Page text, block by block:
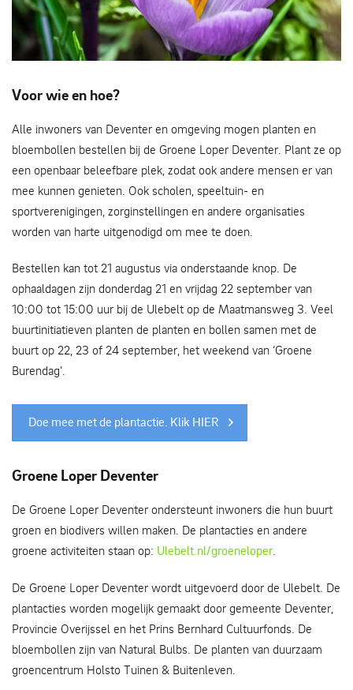
Voor wie en hoe?
Alle inwoners van Deventer en omgeving mogen planten en
bloembollen bestellen bij de Groene Loper Deventer. Plant ze op
een openbaar beleefbare plek, zodat ook andere mensen er van
mee kunnen genieten. Ook scholen, speeltuin- en
sportverenigingen, zorginstellingen en andere organisaties
worden van harte uitgenodigd om mee te doen.
Bestellen kan tot 21 augustus via onderstaande knop. De
ophaaldagen zijn donderdag 21 en vrijdag 22 september van
10:00 tot 15:00 uur bij de Ulebelt op de Maatmansweg 3. Veel
buurtinitiatieven planten de planten en bollen samen met de
buurt op 22, 23 of 24 september, het weekend van ‘Groene
Burendag’.
Doe mee met de plantactie. Klik HIER
Groene Loper Deventer
De Groene Loper Deventer ondersteunt inwoners die hun buurt
groen en biodivers willen maken. De plantacties en andere
groene activiteiten staan op: Ulebelt.nl/groeneloper.
De Groene Loper Deventer wordt uitgevoerd door de Ulebelt. De
plantacties worden mogelijk gemaakt door gemeente Deventer,
Provincie Overijssel en het Prins Bernhard Cultuurfonds. De
bloembollen zijn van Natural Bulbs. De planten van duurzaam
groencentrum Holsto Tuinen & Buitenleven.